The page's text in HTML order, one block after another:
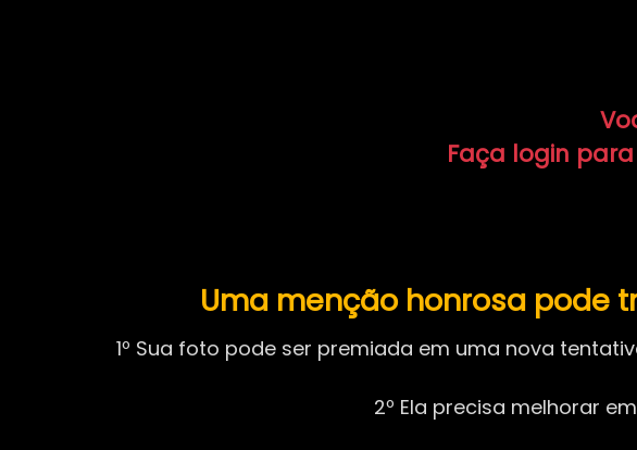
Faça login
Uma menção honrosa pode
1º Sua foto pode ser premiada em uma nova
2º Ela precisa melhorar